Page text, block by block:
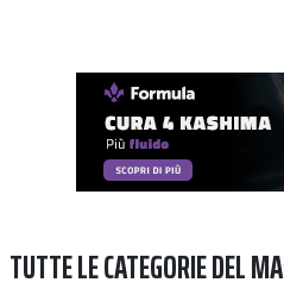
TUTTE LE CATEGORIE DEL